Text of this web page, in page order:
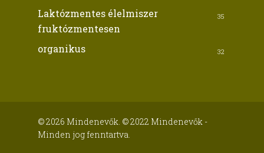
Laktózmentes élelmiszer
fruktózmentesen
35
organikus 32
© 2026 Mindenevők. © 2022 Mindenevők -
Minden jog fenntartva.